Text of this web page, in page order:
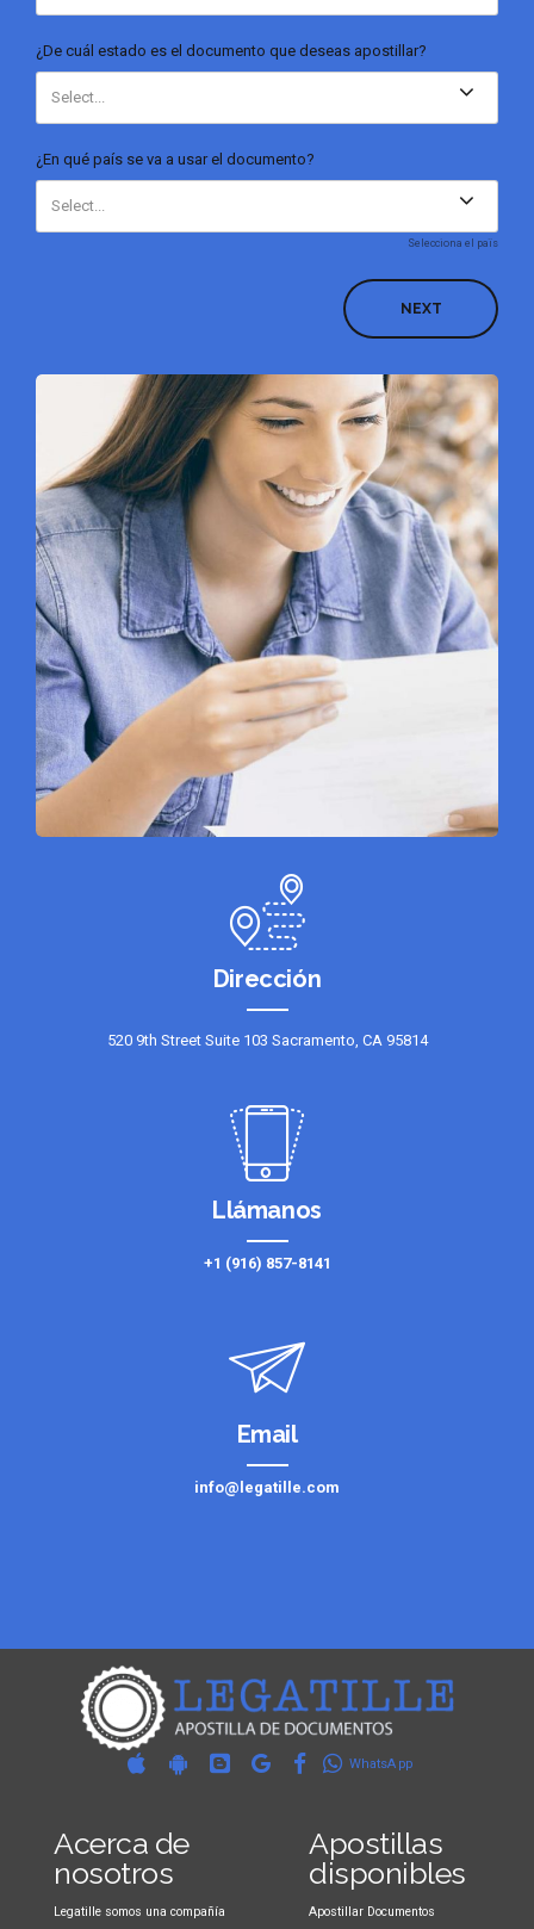
¿De cuál estado es el documento que deseas apostillar?
Select...
¿En qué país se va a usar el documento?
Select...
Selecciona el païs
NEXT
¿Cuál es tu Nombre completo? (requerido)
Por favor ingrese su teléfono de contacto incluyendo código de
país y lada. (requerido)
Y correo electrónico para mantenerte informado del estatus de tu
documento (requerido)
¿Cómo deseas que te contactemos?
Celular
Whatsapp
Subir documento a apostillar
Tipos de archivos: pdf, png, jpg, jpeg
Dirección
520 9th Street Suite 103 Sacramento, CA 95814
Llámanos
+1 (916) 857-8141
Email
info@legatille.com
WhatsApp
Acerca de
nosotros
Legatille somos una compañía
Apostillas
disponibles
Apostillar Documentos